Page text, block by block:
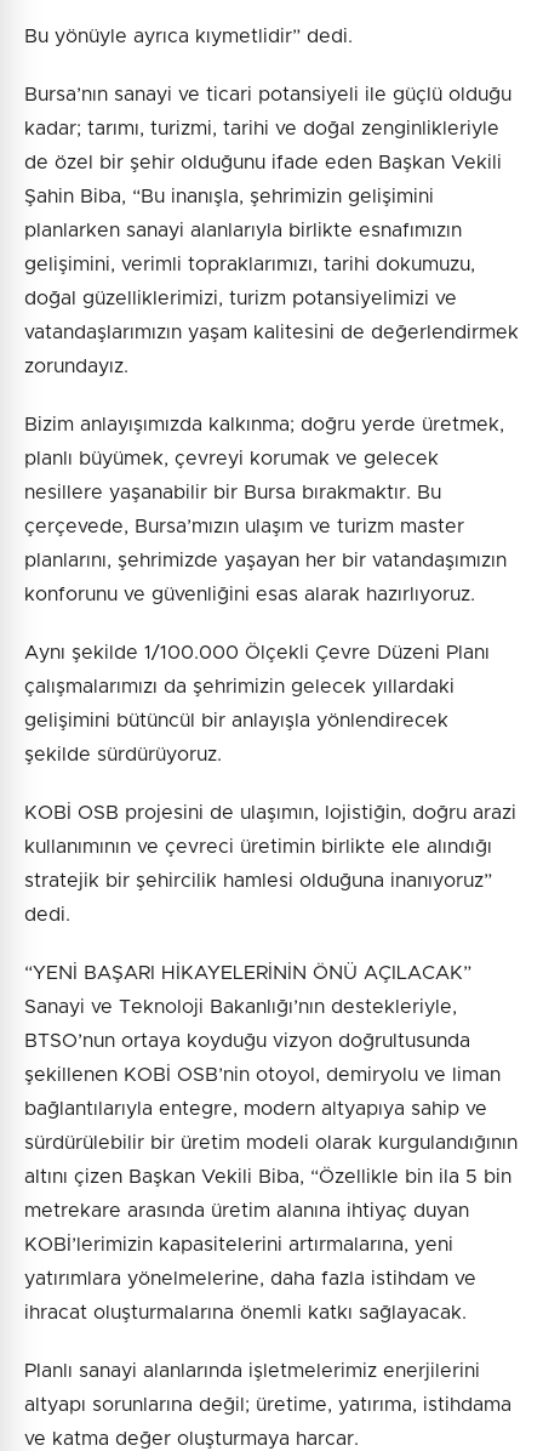
Bu yönüyle ayrıca kıymetlidir” dedi.
Bursa’nın sanayi ve ticari potansiyeli ile güçlü olduğu
kadar; tarımı, turizmi, tarihi ve doğal zenginlikleriyle
de özel bir şehir olduğunu ifade eden Başkan Vekili
Şahin Biba, “Bu inanışla, şehrimizin gelişimini
planlarken sanayi alanlarıyla birlikte esnafımızın
gelişimini, verimli topraklarımızı, tarihi dokumuzu,
doğal güzelliklerimizi, turizm potansiyelimizi ve
vatandaşlarımızın yaşam kalitesini de değerlendirmek
zorundayız.
Bizim anlayışımızda kalkınma; doğru yerde üretmek,
planlı büyümek, çevreyi korumak ve gelecek
nesillere yaşanabilir bir Bursa bırakmaktır. Bu
çerçevede, Bursa’mızın ulaşım ve turizm master
planlarını, şehrimizde yaşayan her bir vatandaşımızın
konforunu ve güvenliğini esas alarak hazırlıyoruz.
Aynı şekilde 1/100.000 Ölçekli Çevre Düzeni Planı
çalışmalarımızı da şehrimizin gelecek yıllardaki
gelişimini bütüncül bir anlayışla yönlendirecek
şekilde sürdürüyoruz.
KOBİ OSB projesini de ulaşımın, lojistiğin, doğru arazi
kullanımının ve çevreci üretimin birlikte ele alındığı
stratejik bir şehircilik hamlesi olduğuna inanıyoruz”
dedi.
“YENİ BAŞARI HİKAYELERİNİN ÖNÜ AÇILACAK”
Sanayi ve Teknoloji Bakanlığı’nın destekleriyle,
BTSO’nun ortaya koyduğu vizyon doğrultusunda
şekillenen KOBİ OSB’nin otoyol, demiryolu ve liman
bağlantılarıyla entegre, modern altyapıya sahip ve
sürdürülebilir bir üretim modeli olarak kurgulandığının
altını çizen Başkan Vekili Biba, “Özellikle bin ila 5 bin
metrekare arasında üretim alanına ihtiyaç duyan
KOBİ’lerimizin kapasitelerini artırmalarına, yeni
yatırımlara yönelmelerine, daha fazla istihdam ve
ihracat oluşturmalarına önemli katkı sağlayacak.
Planlı sanayi alanlarında işletmelerimiz enerjilerini
altyapı sorunlarına değil; üretime, yatırıma, istihdama
ve katma değer oluşturmaya harcar.